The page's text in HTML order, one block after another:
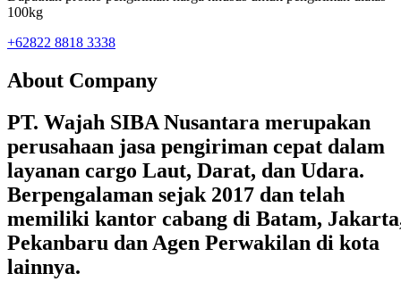
100kg
+62822 8818 3338
About Company
PT. Wajah SIBA Nusantara merupakan
perusahaan jasa pengiriman cepat dalam
layanan cargo Laut, Darat, dan Udara.
Berpengalaman sejak 2017 dan telah
memiliki kantor cabang di Batam,
Pekanbaru dan Agen Perwakilan di kota
lainnya.